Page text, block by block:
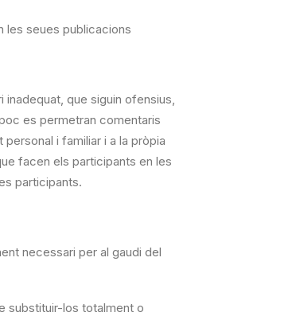
les seues publicacions
que siguin ofensius,
es permetran comentaris
i familiar i a la pròpia
facen els participants en les
participants.
necessari per al gaudi del
substituir-los totalment o